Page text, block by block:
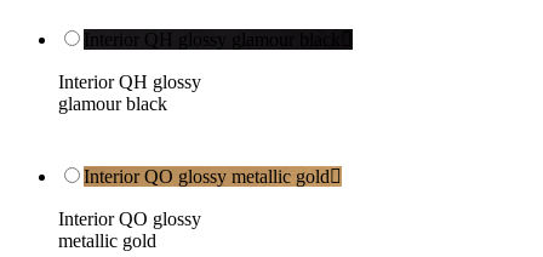
Interior QH glossy glamour black
Interior QH glossy
glamour black
Interior QO glossy metallic gold
Interior QO glossy
metallic gold